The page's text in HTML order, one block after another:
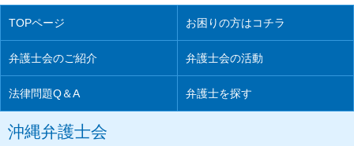
TOPページ お困りの方はコチラ
弁護士会のご紹介 弁護士会の活動
法律問題Q＆A 弁護士を探す
沖縄弁護士会